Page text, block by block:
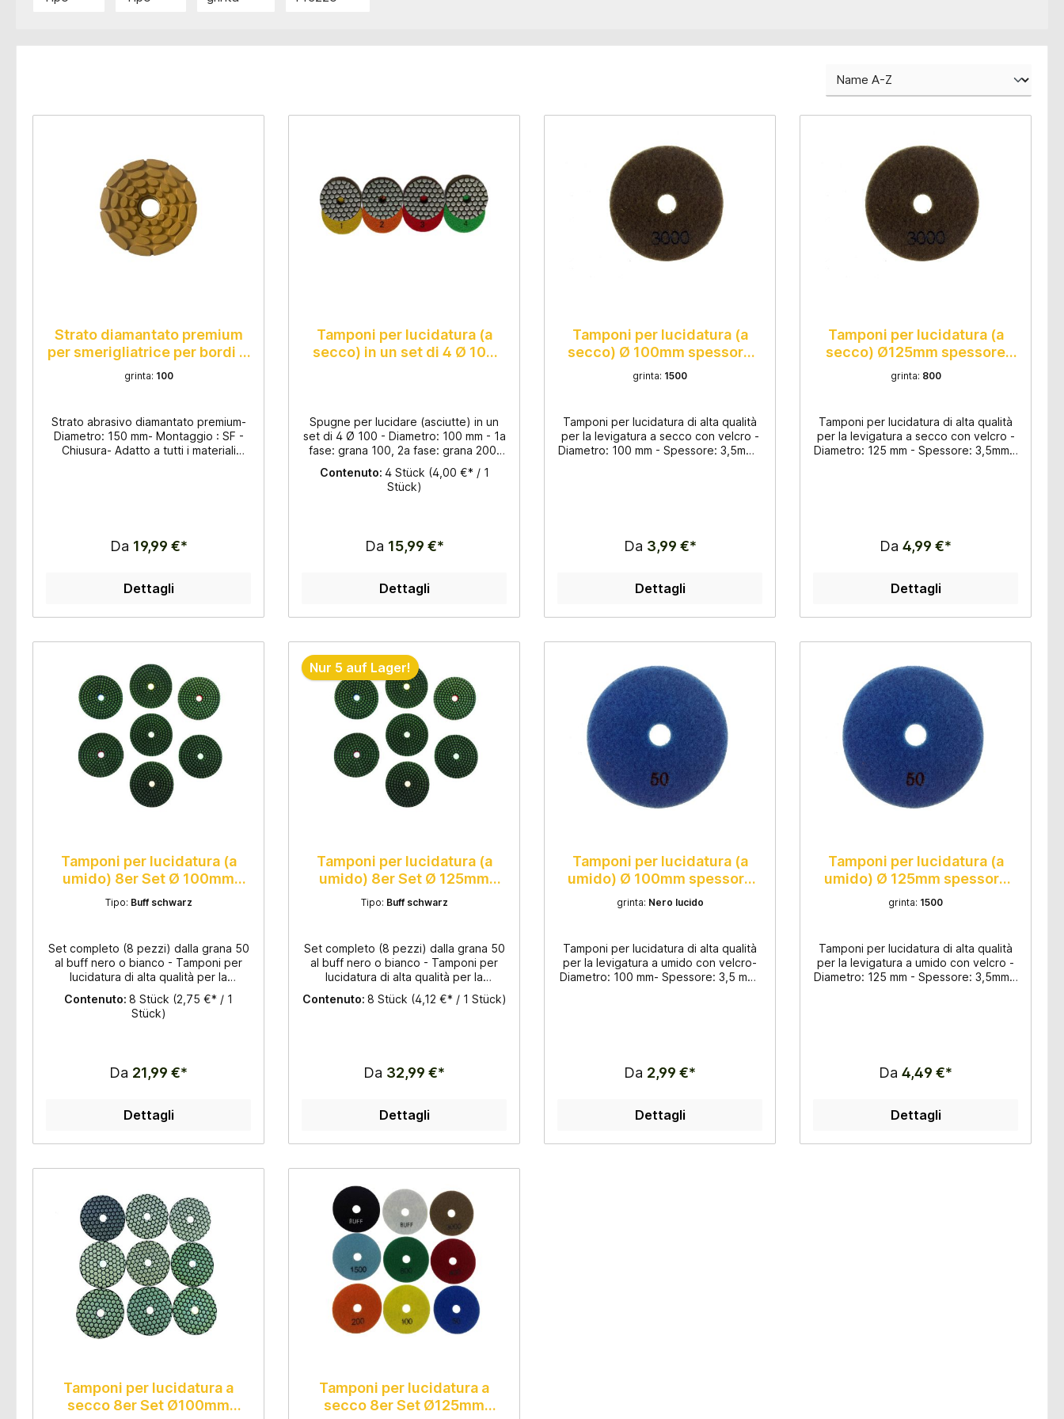
Strato diamantato premium
per smerigliatrice per bordi Ø
150mm
grinta: 100
Strato abrasivo diamantato premium-
Diametro: 150 mm- Montaggio : SF -
Chiusura- Adatto a tutti i materiali
Da 19,99 €*
Dettagli
Tamponi per lucidatura (a
secco) in un set di 4 Ø 100
Spugne per lucidare (asciutte) in un
set di 4 Ø 100 - Diametro: 100 mm - 1a
fase: grana 100, 2a fase: grana 200,
3a fase: grana 800, 4a fase: grana
1500 - Perfetto per lavori veloci
presso il cliente o in cantiere - Per
Contenuto: 4 Stück (4,00 €* / 1
Stück)
Da 15,99 €*
Dettagli
Tamponi per lucidatura (a
secco) Ø 100mm spessore
3,5mm
grinta: 1500
Tamponi per lucidatura di alta qualità
per la levigatura a secco con velcro -
Diametro: 100 mm - Spessore: 3,5mm -
Da 3,99 €*
Dettagli
Tamponi per lucidatura (a
secco) Ø125mm spessore
3,5mm
grinta: 800
Tamponi per lucidatura di alta qualità
per la levigatura a secco con velcro -
Diametro: 125 mm - Spessore: 3,5mm -
Da 4,99 €*
Dettagli
Tamponi per lucidatura (a
umido) 8er Set Ø 100mm
spessore 3,5mm
Tipo: Buff schwarz
Set completo (8 pezzi) dalla grana 50
al buff nero o bianco - Tamponi per
lucidatura di alta qualità per la
levigatura a umido con velcro -
Diametro: 100 mm - Spessore: 3,5mm -
Adatto per granito e marmo - Per
Contenuto: 8 Stück (2,75 €* / 1
Stück)
Da 21,99 €*
Dettagli
Nur 5 auf Lager!
Tamponi per lucidatura (a
umido) 8er Set Ø 125mm
spessore 3,5mm
Tipo: Buff schwarz
Set completo (8 pezzi) dalla grana 50
al buff nero o bianco - Tamponi per
lucidatura di alta qualità per la
levigatura a umido con velcro -
Diametro: 125 mm - Spessore: 3,5mm -
Contenuto: 8 Stück (4,12 €* / 1 Stück)
Da 32,99 €*
Dettagli
Tamponi per lucidatura (a
umido) Ø 100mm spessore
3,5mm
grinta: Nero lucido
Tamponi per lucidatura di alta qualità
per la levigatura a umido con velcro-
Diametro: 100 mm- Spessore: 3,5 mm-
Da 2,99 €*
Dettagli
Tamponi per lucidatura (a
umido) Ø 125mm spessore
3,5mm
grinta: 1500
Tamponi per lucidatura di alta qualità
per la levigatura a umido con velcro -
Diametro: 125 mm - Spessore: 3,5mm -
Da 4,49 €*
Dettagli
Tamponi per lucidatura a
secco 8er Set Ø100mm
Tamponi per lucidatura a
secco 8er Set Ø125mm